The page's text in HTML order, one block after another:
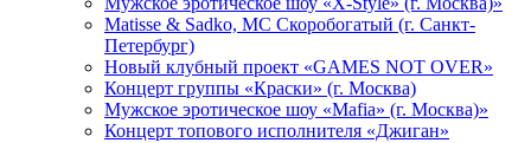
Matissе & Sadko, MC Скоробогатый (г. Санкт-
Петербург)
Новый клубный проект «GAMES NOT OVER»
Концерт группы «Краски» (г. Москва)
Мужское эротическое шоу «Mafia» (г. Москва)»
Концерт топового исполнителя «Джиган»